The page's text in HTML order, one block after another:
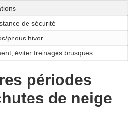
de sécurité
pneus hiver
éviter freinages brusques
périodes
de neige